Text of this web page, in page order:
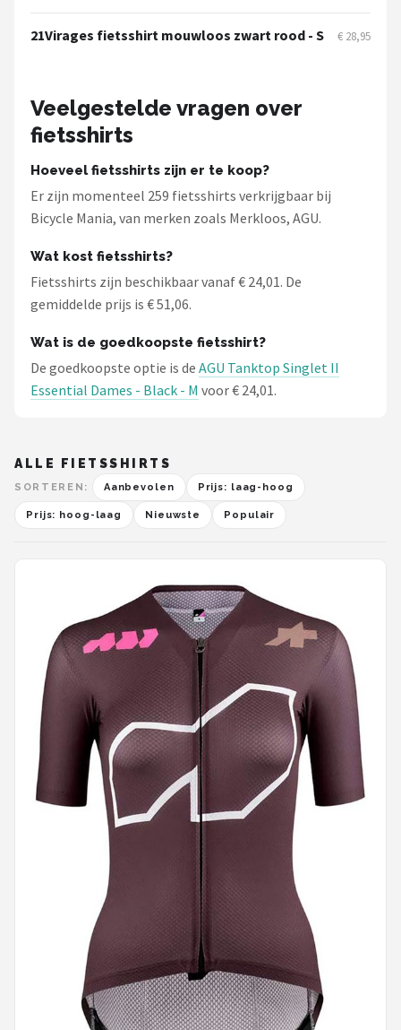
BBB Cycling
Voltano
Shimano
Cortina
Alle merken →
21Virages fietsshirt mouwloos zwart rood - S € 28,95
Veelgestelde vragen over
fietsshirts
Hoeveel fietsshirts zijn er te koop?
Er zijn momenteel 259 fietsshirts verkrijgbaar bij
Bicycle Mania, van merken zoals Merkloos, AGU.
Wat kost fietsshirts?
Fietsshirts zijn beschikbaar vanaf € 24,01. De
gemiddelde prijs is € 51,06.
Wat is de goedkoopste fietsshirt?
De goedkoopste optie is de AGU Tanktop Singlet II
Essential Dames - Black - M voor € 24,01.
ALLE FIETSSHIRTS
SORTEREN: Aanbevolen Prijs: laag-hoog
Prijs: hoog-laag Nieuwste Populair